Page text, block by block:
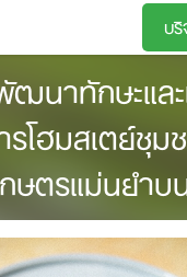
บ
ฒนาทักษะแล
รโฮมสเตย์ชุ
กษตรแม่นยำ